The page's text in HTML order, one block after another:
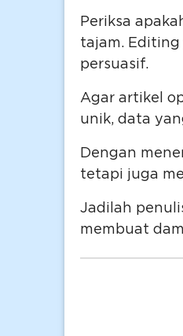
Periksa
tajam.
persuasif.
Agar artikel
unik, data
Dengan
tetapi juga
Jadilah
membuat